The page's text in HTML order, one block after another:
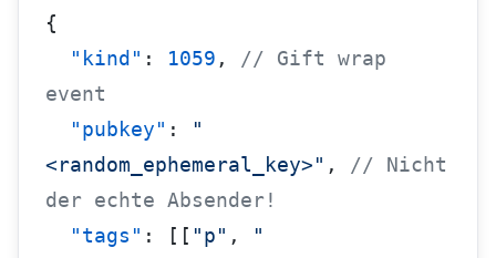
{
  "kind"
: 1059 , // Gift wrap
event
  "pubkey"
:
"
<random_ephemeral_key>" , // Nicht
der echte Absender!
  "tags"
: [[ "p" ,
"